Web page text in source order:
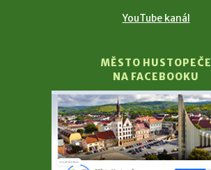
YouTube kanál
MĚSTO HUSTOPEČE
NA FACEBOOKU